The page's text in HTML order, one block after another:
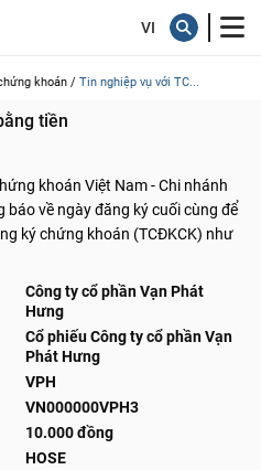
khoán / Tin nghiệp vụ với TC...
tiền
khoán Việt Nam - Chi nhánh
báo về ngày đăng ký cuối cùng để
ký chứng khoán (TCĐKCK) như
Công ty cổ phần Vạn Phát
Hưng
Cổ phiếu Công ty cổ phần Vạn
Phát Hưng
VPH
VN000000VPH3
10.000 đồng
HOSE